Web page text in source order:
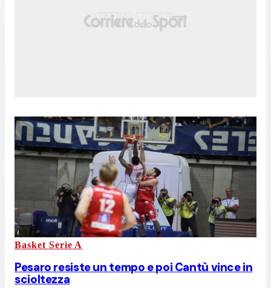
Basket Serie A
Pesaro resiste un tempo e poi Cantù vince in
scioltezza